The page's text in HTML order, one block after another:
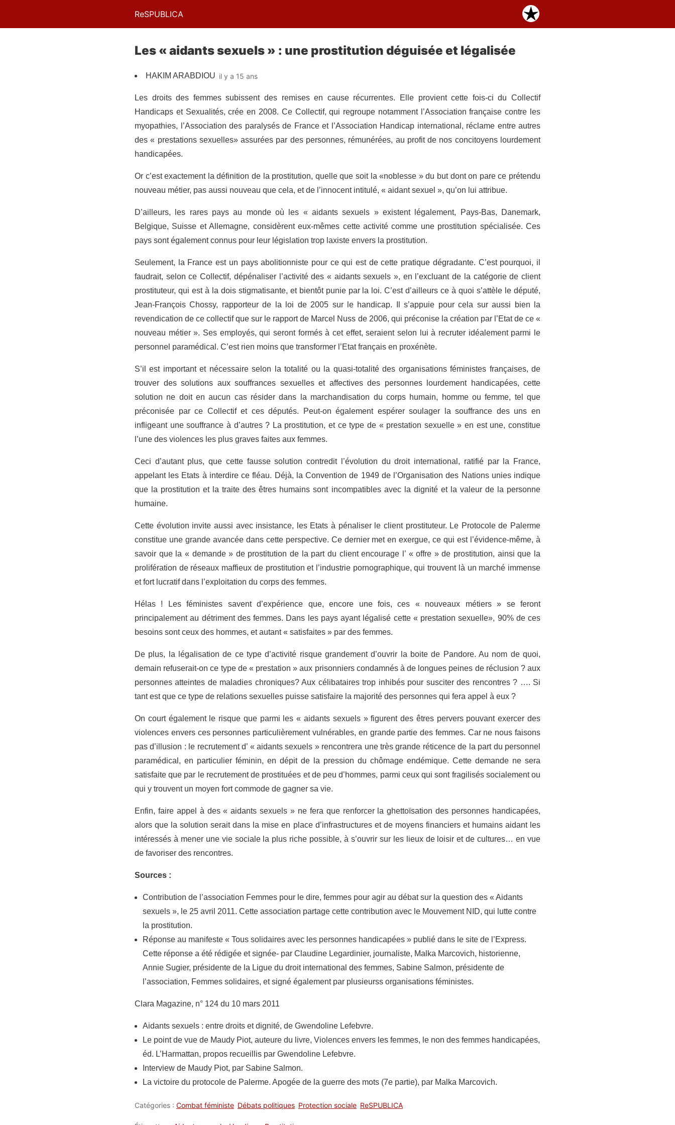
ReSPUBLICA
Les « aidants sexuels » : une prostitution déguisée et légalisée
HAKIM ARABDIOU il y a 15 ans
Les droits des femmes subissent des remises en cause récurrentes. Elle provient cette fois-ci du Collectif
Handicaps et Sexualités, crée en 2008. Ce Collectif, qui regroupe notamment l’Association française contre les
myopathies, l’Association des paralysés de France et l’Association Handicap international, réclame entre autres
des « prestations sexuelles» assurées par des personnes, rémunérées, au profit de nos concitoyens lourdement
handicapées.
Or c’est exactement la définition de la prostitution, quelle que soit la «noblesse » du but dont on pare ce prétendu
nouveau métier, pas aussi nouveau que cela, et de l’innocent intitulé, « aidant sexuel », qu’on lui attribue.
D’ailleurs, les rares pays au monde où les « aidants sexuels » existent légalement, Pays-Bas, Danemark,
Belgique, Suisse et Allemagne, considèrent eux-mêmes cette activité comme une prostitution spécialisée. Ces
pays sont également connus pour leur législation trop laxiste envers la prostitution.
Seulement, la France est un pays abolitionniste pour ce qui est de cette pratique dégradante. C’est pourquoi, il
faudrait, selon ce Collectif, dépénaliser l’activité des « aidants sexuels », en l’excluant de la catégorie de client
prostituteur, qui est à la dois stigmatisante, et bientôt punie par la loi. C’est d’ailleurs ce à quoi s’attèle le député,
Jean-François Chossy, rapporteur de la loi de 2005 sur le handicap. Il s’appuie pour cela sur aussi bien la
revendication de ce collectif que sur le rapport de Marcel Nuss de 2006, qui préconise la création par l’Etat de ce «
nouveau métier ». Ses employés, qui seront formés à cet effet, seraient selon lui à recruter idéalement parmi le
personnel paramédical. C’est rien moins que transformer l’Etat français en proxénète.
S’il est important et nécessaire selon la totalité ou la quasi-totalité des organisations féministes françaises, de
trouver des solutions aux souffrances sexuelles et affectives des personnes lourdement handicapées, cette
solution ne doit en aucun cas résider dans la marchandisation du corps humain, homme ou femme, tel que
préconisée par ce Collectif et ces députés. Peut-on également espérer soulager la souffrance des uns en
infligeant une souffrance à d’autres ? La prostitution, et ce type de « prestation sexuelle » en est une, constitue
l’une des violences les plus graves faites aux femmes.
Ceci d’autant plus, que cette fausse solution contredit l’évolution du droit international, ratifié par la France,
appelant les Etats à interdire ce fléau. Déjà, la Convention de 1949 de l’Organisation des Nations unies indique
que la prostitution et la traite des êtres humains sont incompatibles avec la dignité et la valeur de la personne
humaine.
Cette évolution invite aussi avec insistance, les Etats à pénaliser le client prostituteur. Le Protocole de Palerme
constitue une grande avancée dans cette perspective. Ce dernier met en exergue, ce qui est l’évidence-même, à
savoir que la « demande » de prostitution de la part du client encourage l’ « offre » de prostitution, ainsi que la
prolifération de réseaux maffieux de prostitution et l’industrie pornographique, qui trouvent là un marché immense
et fort lucratif dans l’exploitation du corps des femmes.
Hélas ! Les féministes savent d’expérience que, encore une fois, ces « nouveaux métiers » se feront
principalement au détriment des femmes. Dans les pays ayant légalisé cette « prestation sexuelle», 90% de ces
besoins sont ceux des hommes, et autant « satisfaites » par des femmes.
De plus, la légalisation de ce type d’activité risque grandement d’ouvrir la boite de Pandore. Au nom de quoi,
demain refuserait-on ce type de « prestation » aux prisonniers condamnés à de longues peines de réclusion ? aux
personnes atteintes de maladies chroniques? Aux célibataires trop inhibés pour susciter des rencontres ? …. Si
tant est que ce type de relations sexuelles puisse satisfaire la majorité des personnes qui fera appel à eux ?
On court également le risque que parmi les « aidants sexuels » figurent des êtres pervers pouvant exercer des
violences envers ces personnes particulièrement vulnérables, en grande partie des femmes. Car ne nous faisons
pas d’illusion : le recrutement d’ « aidants sexuels » rencontrera une très grande réticence de la part du personnel
paramédical, en particulier féminin, en dépit de la pression du chômage endémique. Cette demande ne sera
satisfaite que par le recrutement de prostituées et de peu d’hommes, parmi ceux qui sont fragilisés socialement ou
qui y trouvent un moyen fort commode de gagner sa vie.
Enfin, faire appel à des « aidants sexuels » ne fera que renforcer la ghettoïsation des personnes handicapées,
alors que la solution serait dans la mise en place d’infrastructures et de moyens financiers et humains aidant les
intéressés à mener une vie sociale la plus riche possible, à s’ouvrir sur les lieux de loisir et de cultures… en vue
de favoriser des rencontres.
Sources :
Contribution de l’association Femmes pour le dire, femmes pour agir au débat sur la question des « Aidants
sexuels », le 25 avril 2011. Cette association partage cette contribution avec le Mouvement NID, qui lutte contre
la prostitution.
Réponse au manifeste « Tous solidaires avec les personnes handicapées » publié dans le site de l’Express.
Cette réponse a été rédigée et signée- par Claudine Legardinier, journaliste, Malka Marcovich, historienne,
Annie Sugier, présidente de la Ligue du droit international des femmes, Sabine Salmon, présidente de
l’association, Femmes solidaires, et signé également par plusieurss organisations féministes.
Clara Magazine, n° 124 du 10 mars 2011
Aidants sexuels : entre droits et dignité, de Gwendoline Lefebvre.
Le point de vue de Maudy Piot, auteure du livre, Violences envers les femmes, le non des femmes handicapées,
éd. L’Harmattan, propos recueillis par Gwendoline Lefebvre.
Interview de Maudy Piot, par Sabine Salmon.
La victoire du protocole de Palerme. Apogée de la guerre des mots (7e partie), par Malka Marcovich.
Catégories : Combat féministe Débats politiques Protection sociale ReSPUBLICA